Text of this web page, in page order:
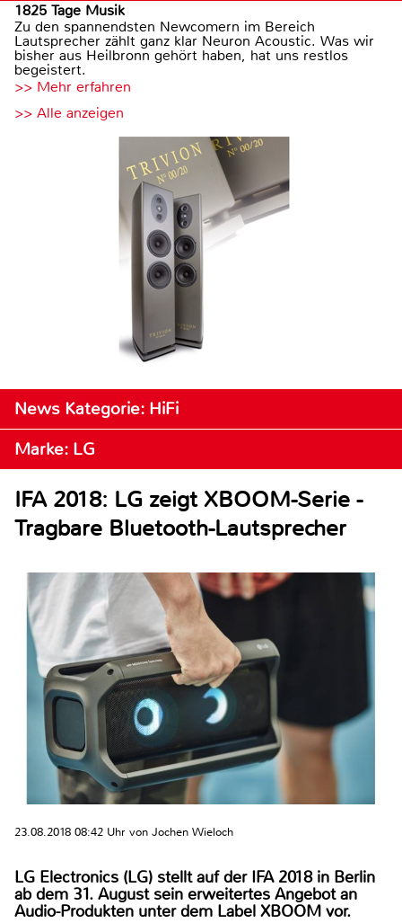
1825 Tage Musik
Zu den spannendsten Newcomern im Bereich
Lautsprecher zählt ganz klar Neuron Acoustic. Was wir
bisher aus Heilbronn gehört haben, hat uns restlos
begeistert.
>> Mehr erfahren
>> Alle anzeigen
News Kategorie: HiFi
Marke: LG
IFA 2018: LG zeigt XBOOM-Serie -
Tragbare Bluetooth-Lautsprecher
23.08.2018 08:42 Uhr von Jochen Wieloch
LG Electronics (LG) stellt auf der IFA 2018 in Berlin
ab dem 31. August sein erweitertes Angebot an
Audio-Produkten unter dem Label XBOOM vor.